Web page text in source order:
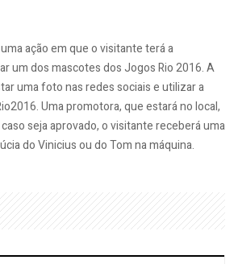
ação em que o visitante terá a
um dos mascotes dos Jogos Rio 2016. A
uma foto nas redes sociais e utilizar a
Uma promotora, que estará no local,
seja aprovado, o visitante receberá uma
do Vinicius ou do Tom na máquina.